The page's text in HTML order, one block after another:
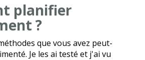
planifier
?
que vous avez peut-
Je les ai testé et j'ai vu